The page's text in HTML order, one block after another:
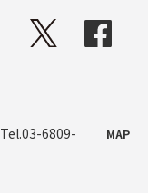
Tel.03-6809-
MAP